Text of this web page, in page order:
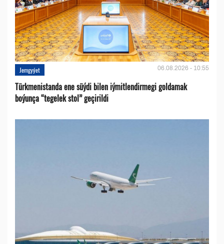
Jemgyýet 06.08.2026 - 10:55
Türkmenistanda ene süýdi bilen iýmitlendirmegi goldamak
boýunça “tegelek stol” geçirildi